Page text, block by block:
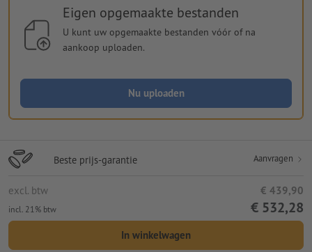
Eigen opgemaakte bestanden
U kunt uw opgemaakte bestanden vóór of na
aankoop uploaden.
Nu uploaden
Beste prijs-garantie Aanvragen
excl. btw € 439,90
incl. 21% btw € 532,28
In winkelwagen